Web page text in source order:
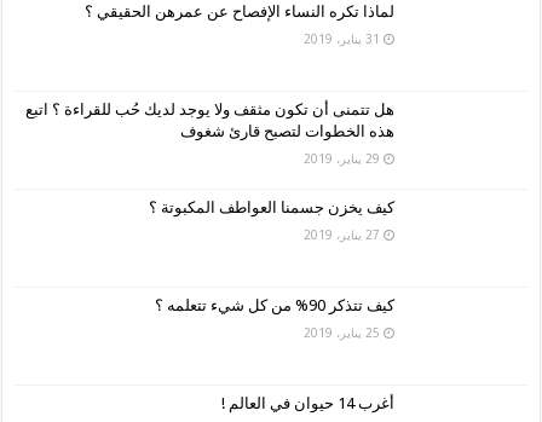
لماذا تكره النساء الإفصاح عن عمرهن الحقيقي ؟
31 يناير، 2019
هل تتمنى أن تكون مثقف ولا يوجد لديك حُب للقراءة ؟ اتبع
هذه الخطوات لتصبح قارئ شغوف
29 يناير، 2019
كيف يخزن جسمنا العواطف المكبوتة ؟
27 يناير، 2019
كيف تتذكر 90% من كل شيء تتعلمه ؟
25 يناير، 2019
أغرب 14 حيوان في العالم !